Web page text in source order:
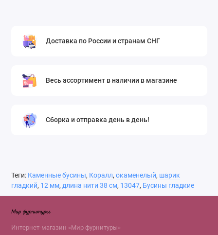
Доставка по России и странам СНГ
Весь ассортимент в наличии в магазине
Сборка и отправка день в день!
Теги: Каменные бусины, Коралл, окаменелый, шарик
гладкий, 12 мм, длина нити 38 см, 13047, Бусины гладкие
Интернет-магазин «Мир фурнитуры»